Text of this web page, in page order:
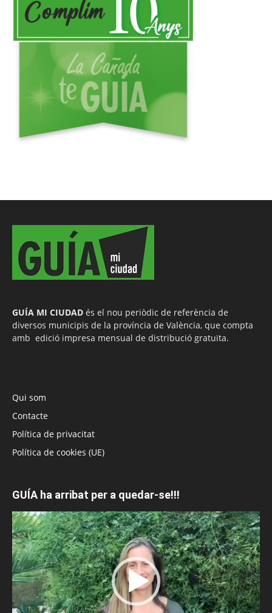
GUÍA MI CIUDAD és el nou periòdic de referència de
diversos municipis de la província de València, que compta
amb edició impresa mensual de distribució gratuïta.
Qui som
Contacte
Política de privacitat
Política de cookies (UE)
GUÍA ha arribat per a quedar-se!!!
Reproductor
de
vídeo